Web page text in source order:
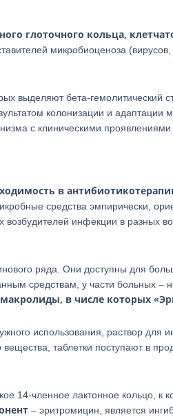
глоточного кольца,
микробиоценоза (вирусов,
выделяют бета-гемолитический
колонизации и адаптации
с клиническими
в
средства эмпирически,
возбудителей инфекции в разных
ряда. Они доступны для
средствам, у части больных –
в числе которых
использования, раствор для
таблетки поступают в
14-членное лактонное кольцо, к
– эритромицин, является